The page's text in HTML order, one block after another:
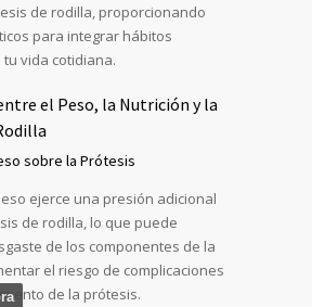
de rodilla, proporcionando
para integrar hábitos
vida cotidiana.
el Peso, la Nutrición y la
sobre la Prótesis
ejerce una presión adicional
de rodilla, lo que puede
de los componentes de la
el riesgo de complicaciones
de la prótesis.